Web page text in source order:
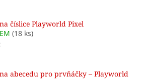
číslice Playworld Pixel
(18 ks)
abecedu pro prvňáčky – Playworld